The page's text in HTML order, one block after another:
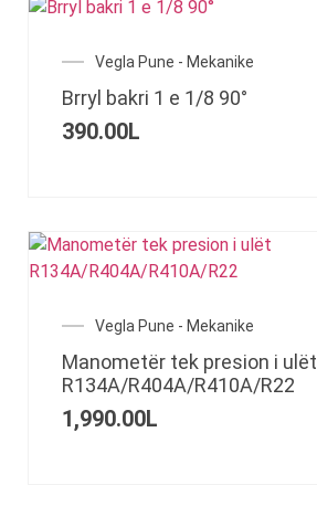
Vegla Pune - Mekanike
Brryl bakri 1 e 1/8 90°
390.00L
Vegla Pune - Mekanike
Manometër tek presion i ulët
R134A/R404A/R410A/R22
1,990.00L